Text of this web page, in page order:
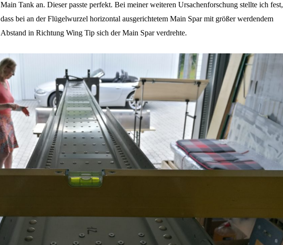
Main Tank an. Dieser passte perfekt. Bei meiner weiteren Ursachenforschung stellte ich fest,
dass bei an der Flügelwurzel horizontal ausgerichtetem Main Spar mit größer werdendem
Abstand in Richtung Wing Tip sich der Main Spar verdrehte.